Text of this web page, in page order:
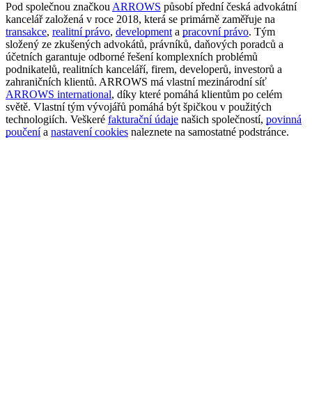
Pod společnou značkou ARROWS působí přední česká advokátní
kancelář založená v roce 2018, která se primárně zaměřuje na
transakce, realitní právo, development a pracovní právo. Tým
složený ze zkušených advokátů, právníků, daňových poradců a
účetních garantuje odborné řešení komplexních problémů
podnikatelů, realitních kanceláří, firem, developerů, investorů a
zahraničních klientů. ARROWS má vlastní mezinárodní síť
ARROWS international, díky které pomáhá klientům po celém
světě. Vlastní tým vývojářů pomáhá být špičkou v použitých
technologiích. Veškeré fakturační údaje našich společností, povinná
poučenía nastavení cookies naleznete na samostatné podstránce.